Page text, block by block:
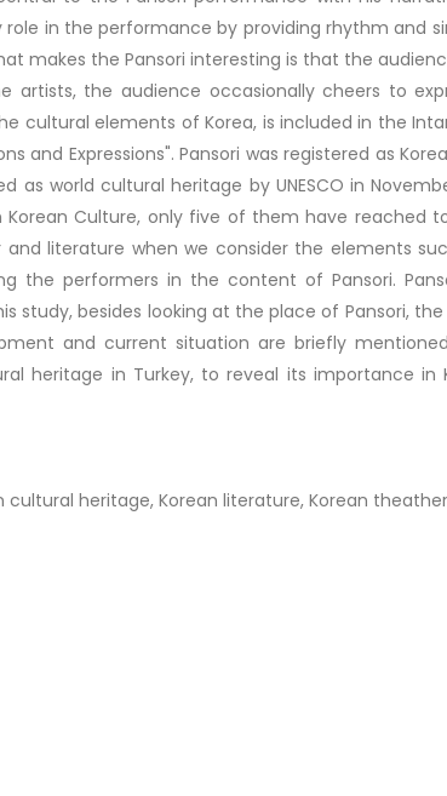
in the performance by providing rhythm and
makes the Pansori interesting is that the
artists, the audience occasionally cheers to
cultural elements of Korea, is included in the
and Expressions". Pansori was registered as
as world cultural heritage by UNESCO in
Culture, only five of them have reached
literature when we consider the elements
the performers in the content of Pansori.
study, besides looking at the place of Pansori,
and current situation are briefly
heritage in Turkey, to reveal its importance
cultural heritage, Korean literature, Korean theather